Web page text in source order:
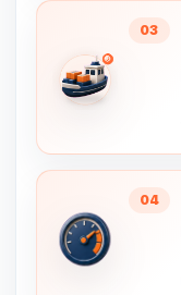
03
04